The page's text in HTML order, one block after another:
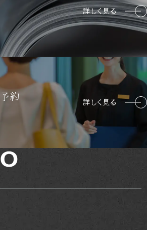
詳しく見る
約
詳しく見る